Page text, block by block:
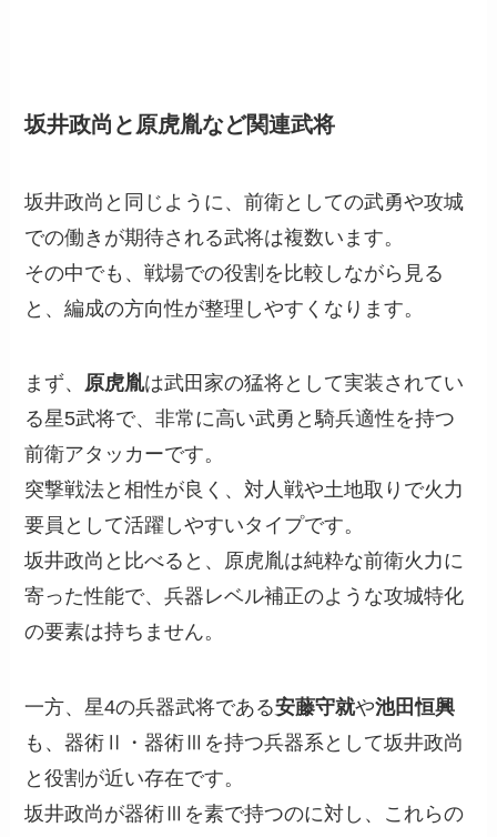
坂井政尚と原虎胤など関連武将
坂井政尚と同じように、前衛としての武勇や攻城
での働きが期待される武将は複数います。
その中でも、戦場での役割を比較しながら見る
と、編成の方向性が整理しやすくなります。
まず、 原虎胤は武田家の猛将として実装されてい
る星5武将で、非常に高い武勇と騎兵適性を持つ
前衛アタッカーです。
突撃戦法と相性が良く、対人戦や土地取りで火力
要員として活躍しやすいタイプです。
坂井政尚と比べると、原虎胤は純粋な前衛火力に
寄った性能で、兵器レベル補正のような攻城特化
の要素は持ちません。
一方、星4の兵器武将である安藤守就や池田恒興
も、器術Ⅱ・器術Ⅲを持つ兵器系として坂井政尚
と役割が近い存在です。
坂井政尚が器術Ⅲを素で持つのに対し、これらの